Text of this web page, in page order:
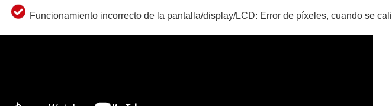
Funcionamiento incorrecto de la pantalla/display/LCD: Error de píxeles, cuando se